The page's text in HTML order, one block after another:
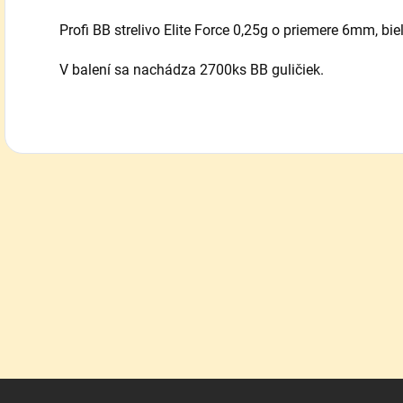
Profi BB strelivo Elite Force 0,25g o priemere 6mm,
V balení sa nachádza 2700ks BB guličiek.